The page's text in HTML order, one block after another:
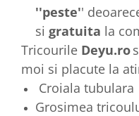
''peste''
si gratuita la
Tricourile Deyu.ro
moi si placute la
Croiala tubulara
Grosimea